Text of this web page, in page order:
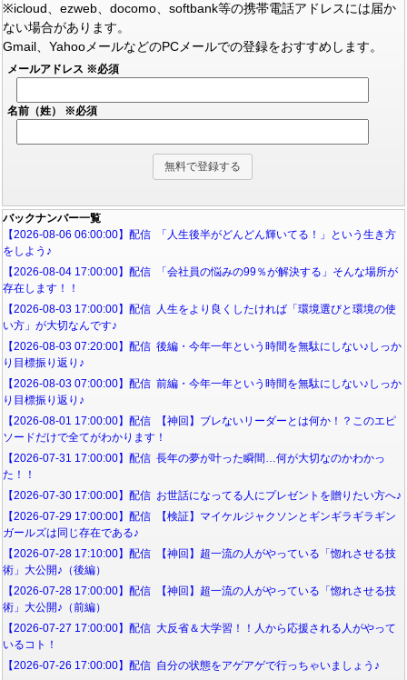
※icloud、ezweb、docomo、softbank等の携帯電話アドレスには届か
ない場合があります。
Gmail、YahooメールなどのPCメールでの登録をおすすめします。
メールアドレス ※必須
名前（姓） ※必須
バックナンバー一覧
【2026-08-06 06:00:00】配信 「人生後半がどんどん輝いてる！」という生き方
をしよう♪
【2026-08-04 17:00:00】配信 「会社員の悩みの99％が解決する」そんな場所が
存在します！！
【2026-08-03 17:00:00】配信 人生をより良くしたければ「環境選びと環境の使
い方」が大切なんです♪
【2026-08-03 07:20:00】配信 後編・今年一年という時間を無駄にしない♪しっか
り目標振り返り♪
【2026-08-03 07:00:00】配信 前編・今年一年という時間を無駄にしない♪しっか
り目標振り返り♪
【2026-08-01 17:00:00】配信 【神回】ブレないリーダーとは何か！？このエピ
ソードだけで全てがわかります！
【2026-07-31 17:00:00】配信 長年の夢が叶った瞬間…何が大切なのかわかっ
た！！
【2026-07-30 17:00:00】配信 お世話になってる人にプレゼントを贈りたい方へ♪
【2026-07-29 17:00:00】配信 【検証】マイケルジャクソンとギンギラギラギン
ガールズは同じ存在である♪
【2026-07-28 17:10:00】配信 【神回】超一流の人がやっている「惚れさせる技
術」大公開♪（後編）
【2026-07-28 17:00:00】配信 【神回】超一流の人がやっている「惚れさせる技
術」大公開♪（前編）
【2026-07-27 17:00:00】配信 大反省＆大学習！！人から応援される人がやって
いるコト！
【2026-07-26 17:00:00】配信 自分の状態をアゲアゲで行っちゃいましょう♪